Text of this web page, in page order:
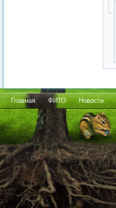
Главная ФИТО Новости